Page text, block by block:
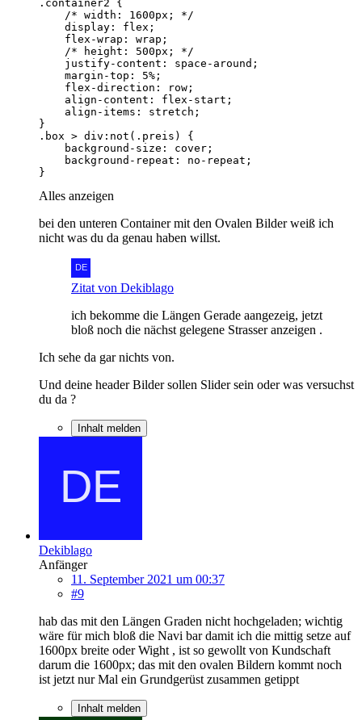
}
Alles anzeigen
bei den unteren Container mit den Ovalen Bilder weiß ich
nicht was du da genau haben willst.
Zitat von Dekiblago
ich bekomme die Längen Gerade aangezeig, jetzt
bloß noch die nächst gelegene Strasser anzeigen .
Ich sehe da gar nichts von.
Und deine header Bilder sollen Slider sein oder was versuchst
du da ?
Inhalt melden
Dekiblago
Anfänger
11. September 2021 um 00:37
#9
hab das mit den Längen Graden nicht hochgeladen; wichtig
wäre für mich bloß die Navi bar damit ich die mittig setze auf
1600px breite oder Wight , ist so gewollt von Kundschaft
darum die 1600px; das mit den ovalen Bildern kommt noch
ist jetzt nur Mal ein Grundgerüst zusammen getippt
Inhalt melden